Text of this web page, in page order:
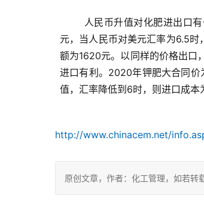
人民币升值对化肥进出口
元，当人民币对美元汇率为6.5
额为1620元。以同样的价格出口
进口有利。2020年钾肥大合同
值，汇率降低到6时，则进口成本
http://www.chinacem.net/
原创文章，作者：化工管理，如若